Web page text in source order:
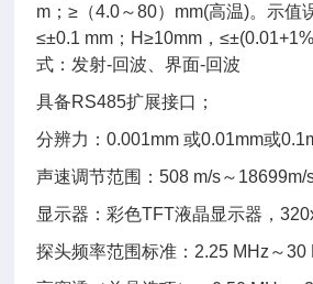
m；≥（4.0～80）mm(高温)。示值
≤±0.1 mm；H≥10mm，
式：发射-回波、界面-回波
具备RS485扩展接口；
分辨力：0.001mm 或0.01mm或
声速调节范围：508 m/s～18699m/
显示器：彩色TFT液晶显示器，
探头频率范围标准：2.25 MHz～30